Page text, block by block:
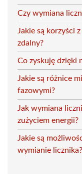
Czy wymiana
Jakie są korzyści
zdalny?
Co zyskuję dzięki
Jakie są różnice
fazowymi?
Jak wymiana
zużyciem energii?
Jakie są
wymianie licznika?